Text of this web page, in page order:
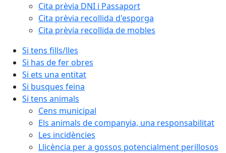
Cita prèvia DNI i Passaport
Cita prèvia recollida d'esporga
Cita prèvia recollida de mobles
Si tens fills/lles
Si has de fer obres
Si ets una entitat
Si busques feina
Si tens animals
Cens municipal
Els animals de companyia, una responsabilitat
Les incidències
Llicència per a gossos potencialment perillosos